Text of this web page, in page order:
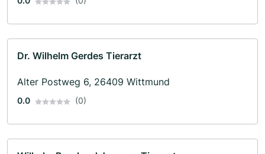
Dr. Wilhelm Gerdes Tierarzt
Alter Postweg 6, 26409 Wittmund
0.0 (0)